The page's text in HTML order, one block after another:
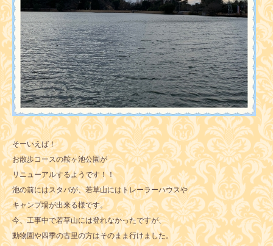
そーいえば！
お散歩コースの鞍ヶ池公園が
リニューアルするようです！！
池の前にはスタバが、若草山にはトレーラーハウスや
キャンプ場が出来る様です。
今、工事中で若草山には登れなかったですが、
動物園や四季の古里の方はそのまま行けました。